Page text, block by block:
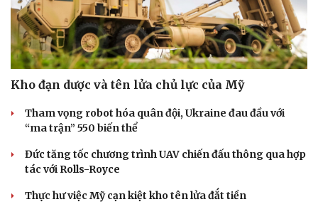
Dinh dưỡng - món ngon
Sản phụ khoa
Tình yêu - Gia đình
Kho đạn dược và tên lửa chủ lực của Mỹ
Tham vọng robot hóa quân đội, Ukraine đau đầu với
“ma trận” 550 biến thể
Đức tăng tốc chương trình UAV chiến đấu thông qua hợp
tác với Rolls-Royce
Thực hư việc Mỹ cạn kiệt kho tên lửa đắt tiền